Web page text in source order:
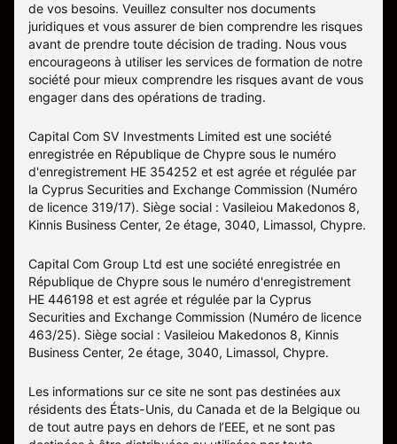
de vos besoins. Veuillez consulter nos documents
juridiques et vous assurer de bien comprendre les risques
avant de prendre toute décision de trading. Nous vous
encourageons à utiliser les services de formation de notre
société pour mieux comprendre les risques avant de vous
engager dans des opérations de trading.
Capital Com SV Investments Limited est une société
enregistrée en République de Chypre sous le numéro
d'enregistrement HE 354252 et est agrée et régulée par
la Cyprus Securities and Exchange Commission (Numéro
de licence 319/17). Siège social : Vasileiou Makedonos 8,
Kinnis Business Center, 2e étage, 3040, Limassol, Chypre.
Capital Com Group Ltd est une société enregistrée en
République de Chypre sous le numéro d'enregistrement
ΗΕ 446198 et est agrée et régulée par la Cyprus
Securities and Exchange Commission (Numéro de licence
463/25). Siège social : Vasileiou Makedonos 8, Kinnis
Business Center, 2e étage, 3040, Limassol, Chypre.
Les informations sur ce site ne sont pas destinées aux
résidents des États-Unis, du Canada et de la Belgique ou
de tout autre pays en dehors de l’EEE, et ne sont pas